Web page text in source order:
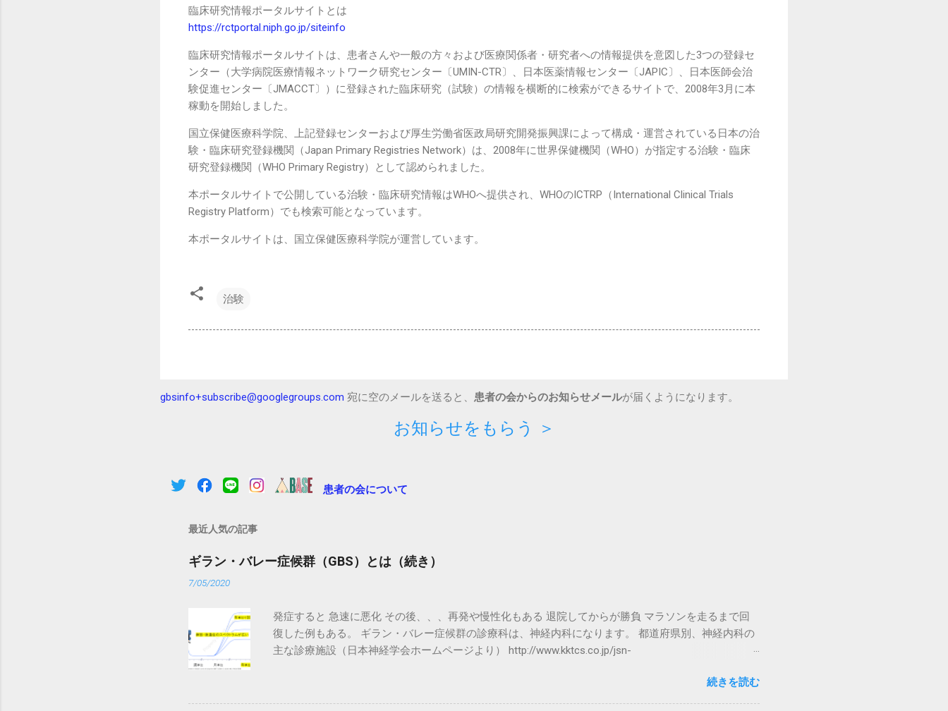
臨床研究情報ポータルサイトとは
https://rctportal.niph.go.jp/siteinfo
臨床研究情報ポータルサイトは、患者さんや一般の方々および医療関係者・研究者への情報提供を意図した3つの登録セ
ンター（大学病院医療情報ネットワーク研究センター〔UMIN-CTR〕、日本医薬情報センター〔JAPIC〕、日本医師会治
験促進センター〔JMACCT〕）に登録された臨床研究（試験）の情報を横断的に検索ができるサイトで、2008年3月に本
稼動を開始しました。
国立保健医療科学院、上記登録センターおよび厚生労働省医政局研究開発振興課によって構成・運営されている日本の治
験・臨床研究登録機関（Japan Primary Registries Network）は、2008年に世界保健機関（WHO）が指定する治験・臨床
研究登録機関（WHO Primary Registry）として認められました。
本ポータルサイトで公開している治験・臨床研究情報はWHOへ提供され、WHOのICTRP（International Clinical Trials
Registry Platform）でも検索可能となっています。
本ポータルサイトは、国立保健医療科学院が運営しています。
治験
gbsinfo+subscribe@googlegroups.com 宛に空のメールを送ると、 患者の会からのお知らせメールが届くようになります。
お知らせをもらう ＞
患者の会について
最近人気の記事
ギラン・バレー症候群（GBS）とは（続き）
7/05/2020
発症すると 急速に悪化 その後、、、再発や慢性化もある 退院してからが勝負 マラソンを走るまで回
復した例もある。 ギラン・バレー症候群の診療科は、神経内科になります。 都道府県別、神経内科の
主な診療施設（日本神経学会ホームページより） http://www.kktcs.co.jp/jsn-
バレー症候群では5～10％の症例で一度改善した後に悪化することがあります。（中略）当初ギラン・
バレー症候群と考えられていた症例に発症から8週を超えてから再増悪が起こった場合や3回以上の再
続きを読む